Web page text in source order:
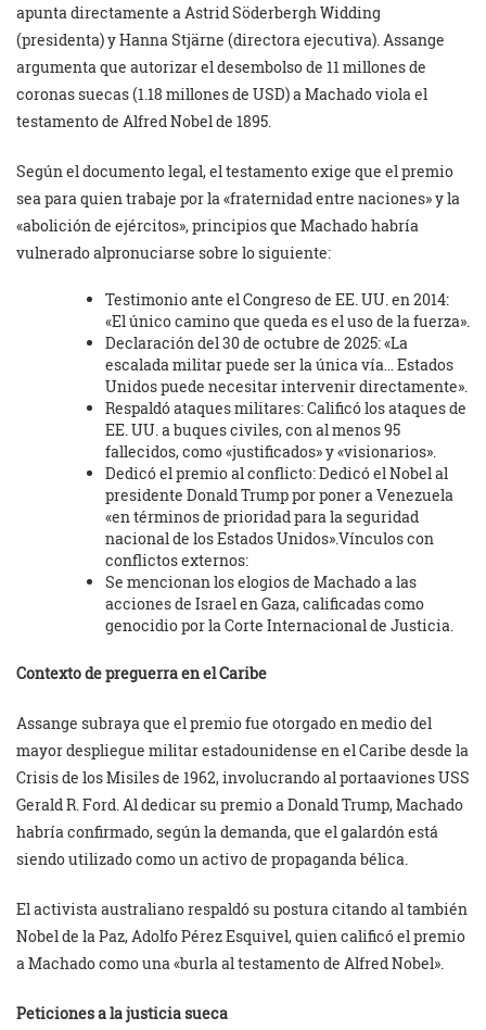
apunta directamente a Astrid Söderbergh Widding
(presidenta) y Hanna Stjärne (directora ejecutiva). Assange
argumenta que autorizar el desembolso de 11 millones de
coronas suecas (1.18 millones de USD) a Machado viola el
testamento de Alfred Nobel de 1895.
Según el documento legal, el testamento exige que el premio
sea para quien trabaje por la «fraternidad entre naciones» y la
«abolición de ejércitos», principios que Machado habría
vulnerado alpronuciarse sobre lo siguiente:
Testimonio ante el Congreso de EE. UU. en 2014:
«El único camino que queda es el uso de la fuerza».
Declaración del 30 de octubre de 2025: «La
escalada militar puede ser la única vía… Estados
Unidos puede necesitar intervenir directamente».
Respaldó ataques militares: Calificó los ataques de
EE. UU. a buques civiles, con al menos 95
fallecidos, como «justificados» y «visionarios».
Dedicó el premio al conflicto: Dedicó el Nobel al
presidente Donald Trump por poner a Venezuela
«en términos de prioridad para la seguridad
nacional de los Estados Unidos».Vínculos con
conflictos externos:
Se mencionan los elogios de Machado a las
acciones de Israel en Gaza, calificadas como
genocidio por la Corte Internacional de Justicia.
Contexto de preguerra en el Caribe
Assange subraya que el premio fue otorgado en medio del
mayor despliegue militar estadounidense en el Caribe desde la
Crisis de los Misiles de 1962, involucrando al portaaviones USS
Gerald R. Ford. Al dedicar su premio a Donald Trump, Machado
habría confirmado, según la demanda, que el galardón está
siendo utilizado como un activo de propaganda bélica.
El activista australiano respaldó su postura citando al también
Nobel de la Paz, Adolfo Pérez Esquivel, quien calificó el premio
a Machado como una «burla al testamento de Alfred Nobel».
Peticiones a la justicia sueca